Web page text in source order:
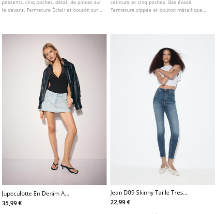
passants, cinq poches, détail de pinces sur
le devant. Fermeture Éclair et bouton sur
ceinture et cinq poches. Bas évasé.
Fermeture zippée et bouton métallique
Jupeculotte En Denim A
Brillants
35,99 €
Jean D09 Skinny Taille Tres
Haute
22,99 €